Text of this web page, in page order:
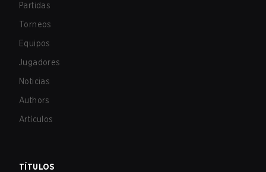
Partidas
Torneos
Equipos
Jugadores
Noticias
Authors
Artículos
TÍTULOS